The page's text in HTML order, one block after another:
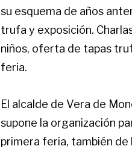
su esquema de años
trufa y exposición.
niños, oferta de tapas
feria.
El alcalde de Vera de
supone la organización
primera feria, también